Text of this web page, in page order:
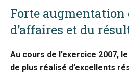
Forte
d’affaires et du
Au cours de l’exercice 2007,
de plus réalisé d’excellents